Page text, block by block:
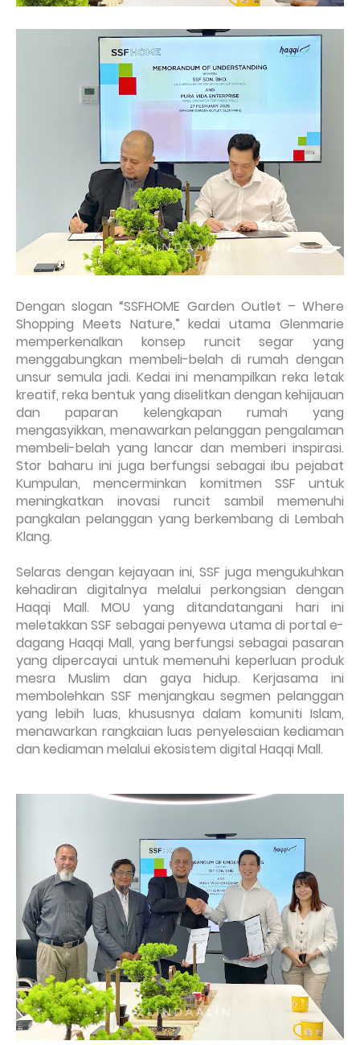
Dengan slogan “SSFHOME Garden Outlet – Where
Shopping Meets Nature,” kedai utama Glenmarie
memperkenalkan konsep runcit segar yang
menggabungkan membeli-belah di rumah dengan
unsur semula jadi. Kedai ini menampilkan reka letak
kreatif, reka bentuk yang diselitkan dengan kehijauan
dan paparan kelengkapan rumah yang
mengasyikkan, menawarkan pelanggan pengalaman
membeli-belah yang lancar dan memberi inspirasi.
Stor baharu ini juga berfungsi sebagai ibu pejabat
Kumpulan, mencerminkan komitmen SSF untuk
meningkatkan inovasi runcit sambil memenuhi
pangkalan pelanggan yang berkembang di Lembah
Klang.
Selaras dengan kejayaan ini, SSF juga mengukuhkan
kehadiran digitalnya melalui perkongsian dengan
Haqqi Mall. MOU yang ditandatangani hari ini
meletakkan SSF sebagai penyewa utama di portal e-
dagang Haqqi Mall, yang berfungsi sebagai pasaran
yang dipercayai untuk memenuhi keperluan produk
mesra Muslim dan gaya hidup. Kerjasama ini
membolehkan SSF menjangkau segmen pelanggan
yang lebih luas, khususnya dalam komuniti Islam,
menawarkan rangkaian luas penyelesaian kediaman
dan kediaman melalui ekosistem digital Haqqi Mall.